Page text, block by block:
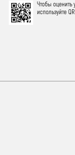
Чтобы оценить
используйте